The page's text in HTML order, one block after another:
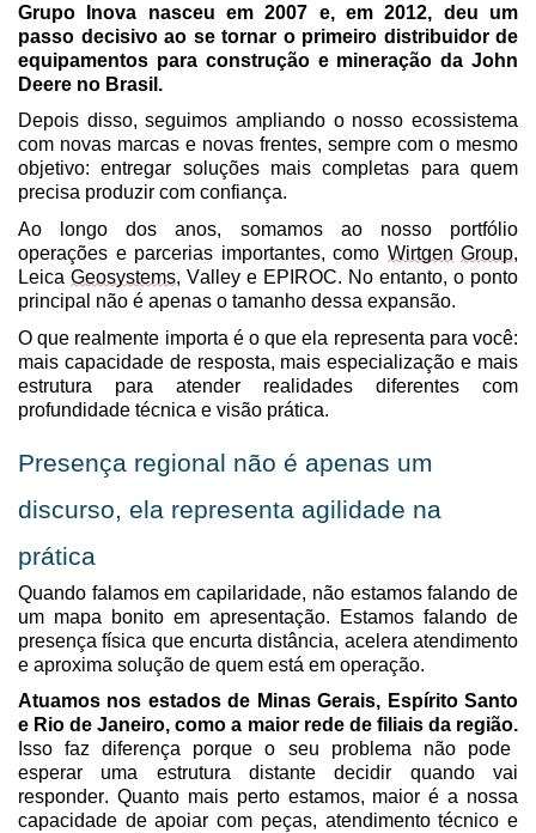
Grupo Inova nasceu em 2007 e, em 2012, deu um
passo decisivo ao se tornar o primeiro distribuidor de
equipamentos para construção e mineração da John
Deere no Brasil.
Depois disso, seguimos ampliando o nosso ecossistema
com novas marcas e novas frentes, sempre com o mesmo
objetivo: entregar soluções mais completas para quem
precisa produzir com confiança.
Ao longo dos anos, somamos ao nosso portfólio
operações e parcerias importantes, como Wirtgen Group,
Leica Geosystems, Valley e EPIROC. No entanto, o ponto
principal não é apenas o tamanho dessa expansão.
O que realmente importa é o que ela representa para você:
mais capacidade de resposta, mais especialização e mais
estrutura para atender realidades diferentes com
profundidade técnica e visão prática.
Presença regional não é apenas um
discurso, ela representa agilidade na
prática
Quando falamos em capilaridade, não estamos falando de
um mapa bonito em apresentação. Estamos falando de
presença física que encurta distância, acelera atendimento
e aproxima solução de quem está em operação.
Atuamos nos estados de Minas Gerais, Espírito Santo
e Rio de Janeiro, como a maior rede de filiais da região.
Isso faz diferença porque o seu problema não pode
esperar uma estrutura distante decidir quando vai
responder. Quanto mais perto estamos, maior é a nossa
capacidade de apoiar com peças, atendimento técnico e